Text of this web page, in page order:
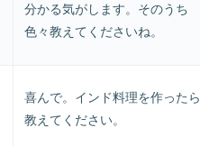
分かる気がします。そのうち
色々教えてくださいね。
喜んで。インド料理を作ったら
教えてください。